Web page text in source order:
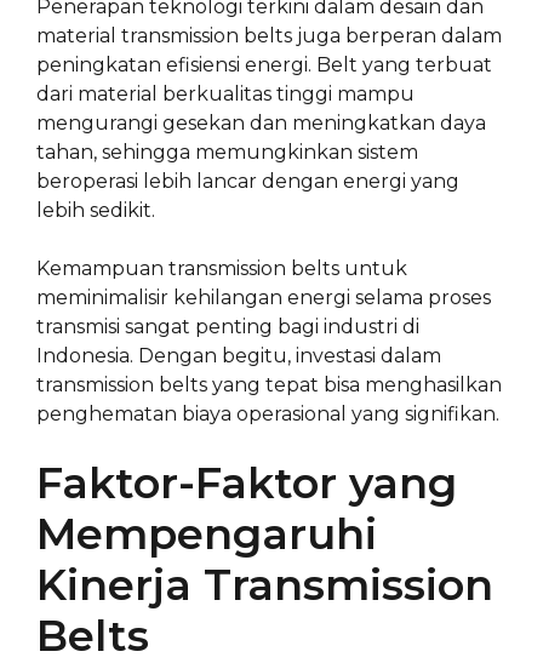
Penerapan teknologi terkini dalam desain dan
material transmission belts juga berperan dalam
peningkatan efisiensi energi. Belt yang terbuat
dari material berkualitas tinggi mampu
mengurangi gesekan dan meningkatkan daya
tahan, sehingga memungkinkan sistem
beroperasi lebih lancar dengan energi yang
lebih sedikit.
Kemampuan transmission belts untuk
meminimalisir kehilangan energi selama proses
transmisi sangat penting bagi industri di
Indonesia. Dengan begitu, investasi dalam
transmission belts yang tepat bisa menghasilkan
penghematan biaya operasional yang signifikan.
Faktor-Faktor yang
Mempengaruhi
Kinerja Transmission
Belts